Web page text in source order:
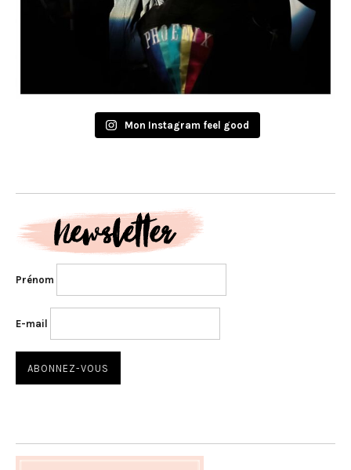
Mon Instagram feel good
Prénom
E-mail